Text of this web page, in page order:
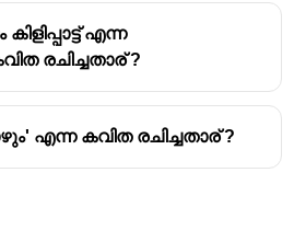
എന്ന
രചിച്ചതാര് ?
എന്ന കവിത രചിച്ചതാര് ?